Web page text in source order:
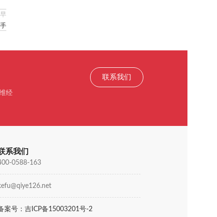
经
联系我们
系我们
0588-163
案号：吉ICP备15003201号-2